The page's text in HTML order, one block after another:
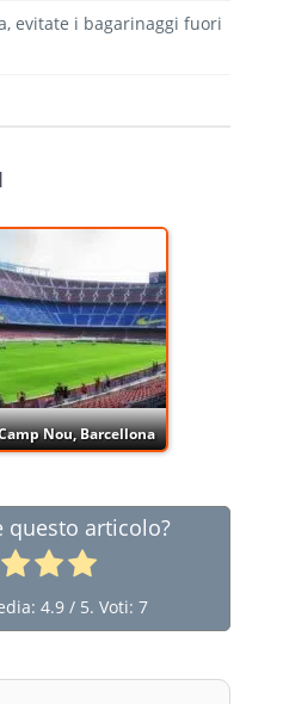
evitate i bagarinaggi fuori
Nou, Barcellona
questo articolo?
4.9 / 5. Voti: 7